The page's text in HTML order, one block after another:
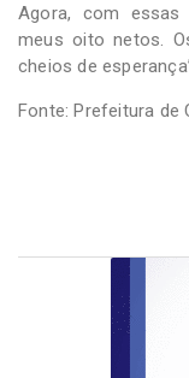
Agora, com essas
meus oito netos.
cheios de
Fonte: Prefeitura de